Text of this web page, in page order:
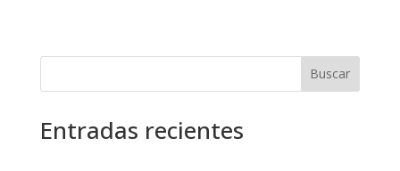
Buscar
Entradas recientes